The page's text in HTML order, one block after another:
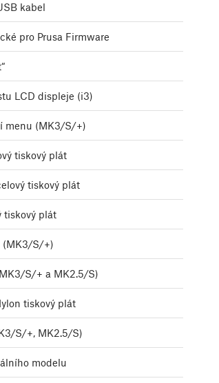
kabel
pro Prusa Firmware
LCD displeje (i3)
menu (MK3/S/+)
tiskový plát
tiskový plát
tiskový plát
(MK3/S/+)
S/+ a MK2.5/S)
tiskový plát
S/+, MK2.5/S)
modelu